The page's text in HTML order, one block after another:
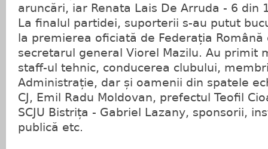
aruncări, iar Renata Lais De Arruda - 6 din
La finalul partidei, suporterii s-au putut
la premierea oficiată de Federația
secretarul general Viorel Mazilu. Au primit
staff-ul tehnic, conducerea clubului,
Administrație, dar și oamenii din spatele
CJ, Emil Radu Moldovan, prefectul Teofil
SCJU Bistrița - Gabriel Lazany, sponsorii,
publică etc.